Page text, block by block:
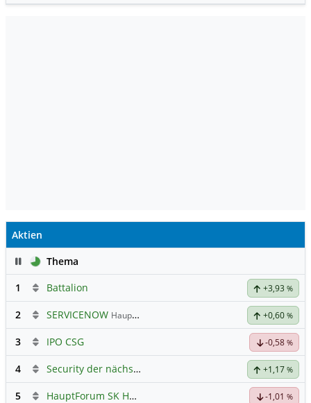
Aktien
PauseThema
1
Battalion +3,93 %
2 SERVICENOW Hauptdiskussion +0,60 %
3 IPO CSG -0,58 %
4 Security der nächsten Generation +1,17 %
5 HauptForum SK HYNIC -1,01 %